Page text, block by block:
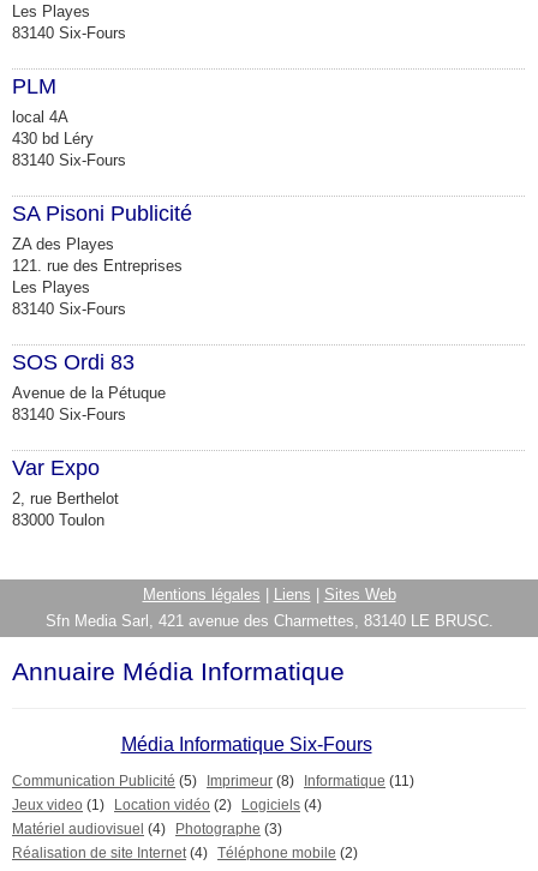
Les Playes
83140 Six-Fours
PLM
local 4A
430 bd Léry
83140 Six-Fours
SA Pisoni Publicité
ZA des Playes
121. rue des Entreprises
Les Playes
83140 Six-Fours
SOS Ordi 83
Avenue de la Pétuque
83140 Six-Fours
Var Expo
2, rue Berthelot
83000 Toulon
Mentions légales | Liens | Sites Web
Sfn Media Sarl, 421 avenue des Charmettes, 83140 LE BRUSC.
Annuaire Média Informatique
Média Informatique Six-Fours
Communication Publicité (5) Imprimeur (8) Informatique (11)
Jeux video (1) Location vidéo (2) Logiciels (4)
Matériel audiovisuel (4) Photographe (3)
Réalisation de site Internet (4) Téléphone mobile (2)